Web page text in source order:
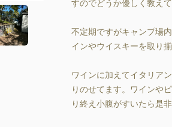
すのでどうか優しく教え
不定期ですがキャンプ場
インやウイスキーを取り
ワインに加えてイタリア
りのせてます。ワインや
り終え小腹がすいたら是